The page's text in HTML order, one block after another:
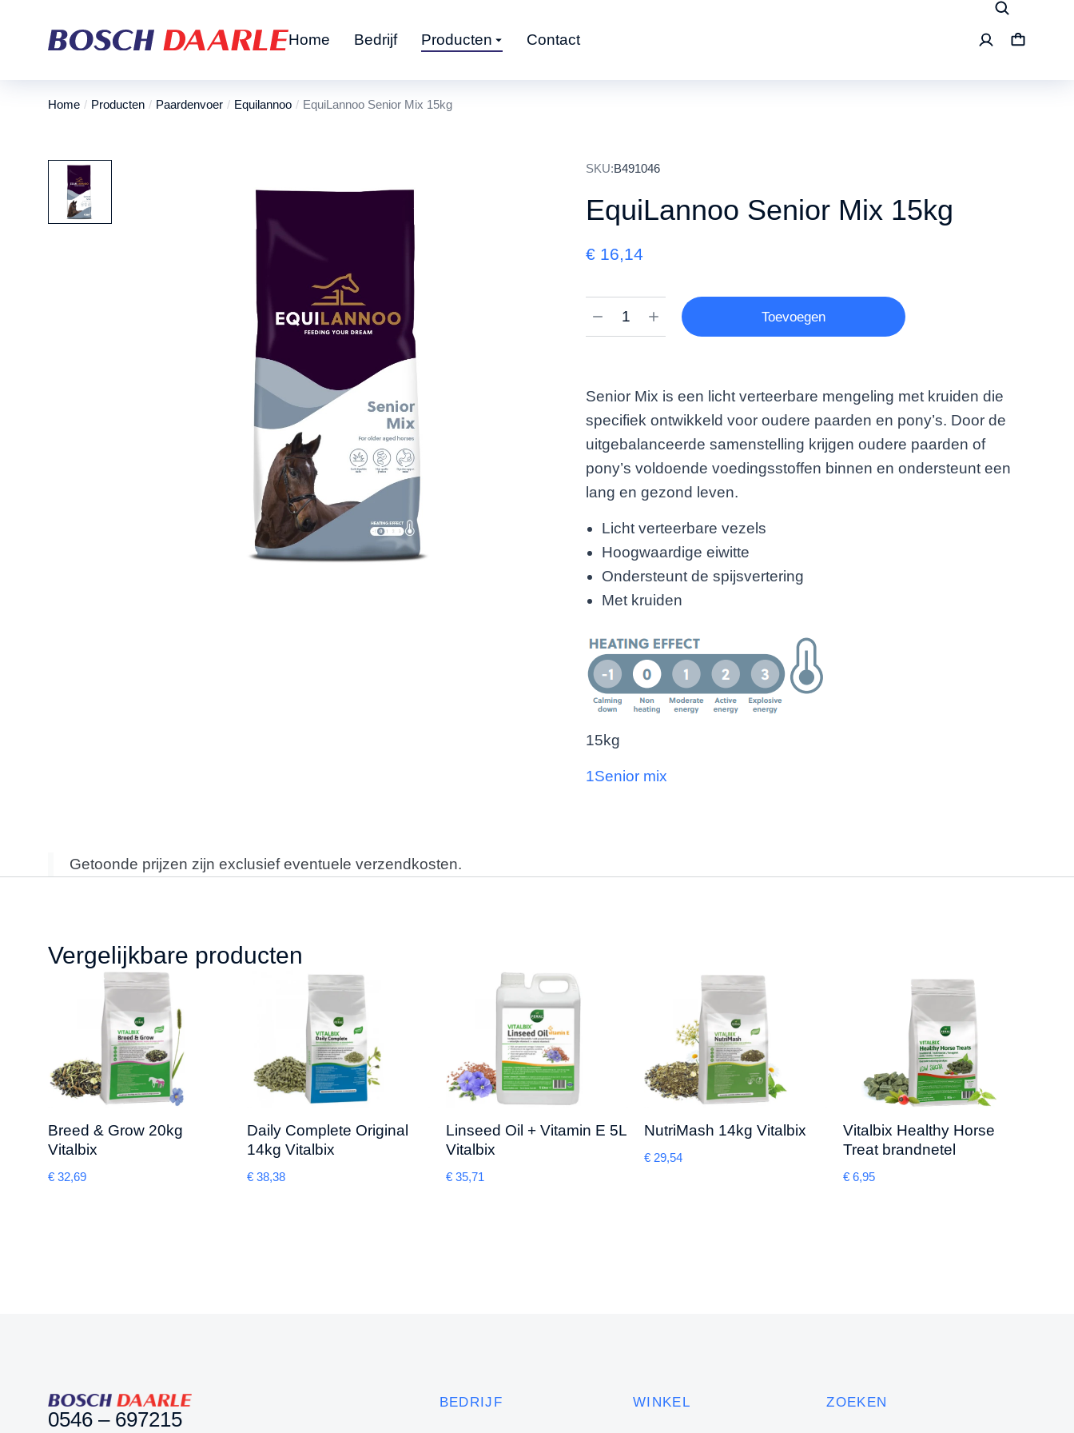
Home Bedrijf Producten Contact
Je bent hier:
Home Producten Paardenvoer Equilannoo EquiLannoo Senior Mix 15kg
SKU:B491046
EquiLannoo Senior Mix 15kg
€ 16,14
Toevoegen
Senior Mix is een licht verteerbare mengeling met kruiden die
specifiek ontwikkeld voor oudere paarden en pony’s. Door de
uitgebalanceerde samenstelling krijgen oudere paarden of
pony’s voldoende voedingsstoffen binnen en ondersteunt een
lang en gezond leven.
Licht verteerbare vezels
Hoogwaardige eiwitte
Ondersteunt de spijsvertering
Met kruiden
15kg
1Senior mix
Getoonde prijzen zijn exclusief eventuele verzendkosten.
Vergelijkbare producten
Breed & Grow 20kg
Vitalbix
€ 32,69
Daily Complete Original
14kg Vitalbix
€38,38
Linseed Oil + Vitamin E 5L
Vitalbix
€35,71
NutriMash 14kg Vitalbix
€ 29,54
Vitalbix Healthy Horse
Treat brandnetel
€ 6,95
0546 – 697215
BEDRIJF WINKEL ZOEKEN